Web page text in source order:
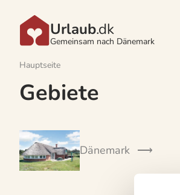
Urlaub.dk
Gemeinsam nach Dänemark
Hauptseite
Gebiete
Dänemark